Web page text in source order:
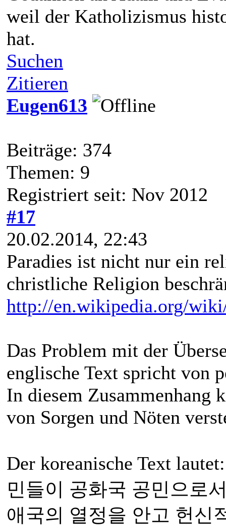
weil der Katholizismus
hat.
Suchen
Zitieren
Eugen613
Beiträge: 374
Themen: 9
Registriert seit: Nov 2012
#17
20.02.2014, 22:43
Paradies ist nicht nur ein
christliche Religion
http://en.wikipedia.org/
Das Problem mit der
englische Text spricht von
In diesem Zusammenhang
von Sorgen und Nöten
Der koreanische Text
민들이 공화국 공민으로
애국의 열정을 안고 헌신